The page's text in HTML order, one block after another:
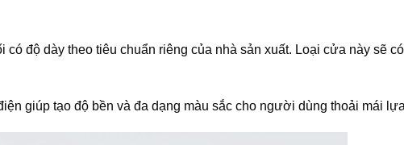
độ dày theo tiêu chuẩn riêng của nhà sản xuất. Loại cửa này sẽ
giúp tạo độ bền và đa dạng màu sắc cho người dùng thoải mái